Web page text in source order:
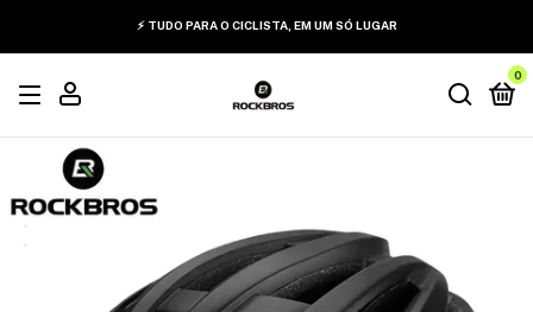
⚡ TUDO PARA O CICLISTA, EM UM SÓ LUGAR
0